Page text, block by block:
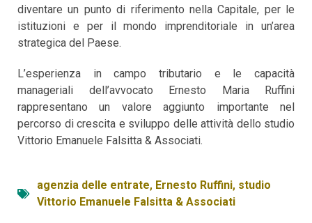
diventare un punto di riferimento nella Capitale, per le
istituzioni e per il mondo imprenditoriale in un’area
strategica del Paese.
L’esperienza in campo tributario e le capacità
manageriali dell’avvocato Ernesto Maria Ruffini
rappresentano un valore aggiunto importante nel
percorso di crescita e sviluppo delle attività dello studio
Vittorio Emanuele Falsitta & Associati.
agenzia delle entrate, Ernesto Ruffini, studio
Vittorio Emanuele Falsitta & Associati